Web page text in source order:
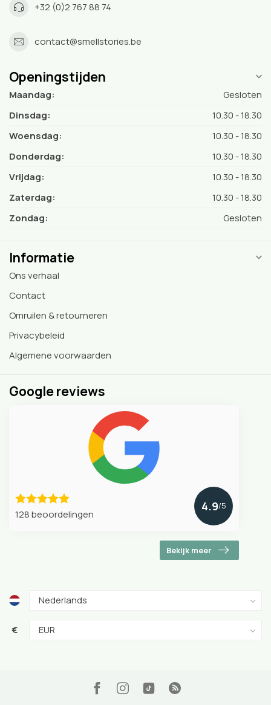
+32 (0)2 767 88 74
contact@smellstories.be
Openingstijden
Maandag:
Gesloten
Dinsdag:
10.30 - 18.30
Woensdag:
10.30 - 18.30
Donderdag:
10.30 - 18.30
Vrijdag:
10.30 - 18.30
Zaterdag:
10.30 - 18.30
Zondag:
Gesloten
Informatie
Ons verhaal
Contact
Omruilen & retourneren
Privacybeleid
Algemene voorwaarden
Google reviews
128 beoordelingen
4.9/5
Bekijk meer
€